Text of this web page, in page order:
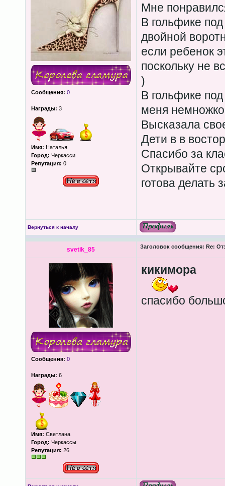
Сообщения: 0
Награды: 3
Имя: Наталья
Город: Черкасси
Репутация: 0
Мне
В гольфике
двойной
если ребенок
поскольку не
)
В гольфике
меня
Высказала
Дети в в
Спасибо за
Открывайте
готова делать
Вернуться к началу
svetik_85 Заголовок сообщения: Re:
Сообщения: 0
Награды: 6
Имя: Светлана
Город: Черкассы
Репутация: 26
кикимора
спасибо